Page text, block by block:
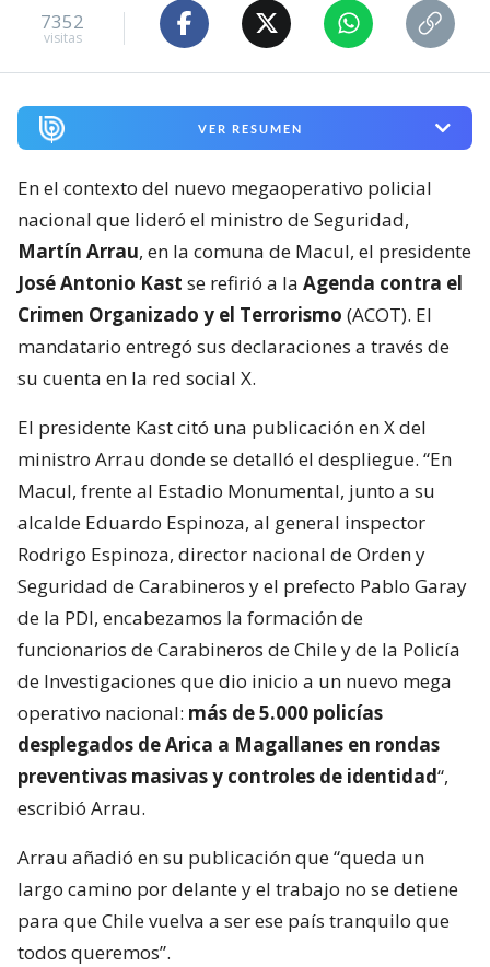
7352
visitas
VER RESUMEN
En el contexto del nuevo megaoperativo policial
nacional que lideró el ministro de Seguridad,
Martín Arrau, en la comuna de Macul, el presidente
José Antonio Kast se refirió a la Agenda contra el
Crimen Organizado y el Terrorismo (ACOT). El
mandatario entregó sus declaraciones a través de
su cuenta en la red social X.
El presidente Kast citó una publicación en X del
ministro Arrau donde se detalló el despliegue. “En
Macul, frente al Estadio Monumental, junto a su
alcalde Eduardo Espinoza, al general inspector
Rodrigo Espinoza, director nacional de Orden y
Seguridad de Carabineros y el prefecto Pablo Garay
de la PDI, encabezamos la formación de
funcionarios de Carabineros de Chile y de la Policía
de Investigaciones que dio inicio a un nuevo mega
operativo nacional: más de 5.000 policías
desplegados de Arica a Magallanes en rondas
preventivas masivas y controles de identidad“,
escribió Arrau.
Arrau añadió en su publicación que “queda un
largo camino por delante y el trabajo no se detiene
para que Chile vuelva a ser ese país tranquilo que
todos queremos”.